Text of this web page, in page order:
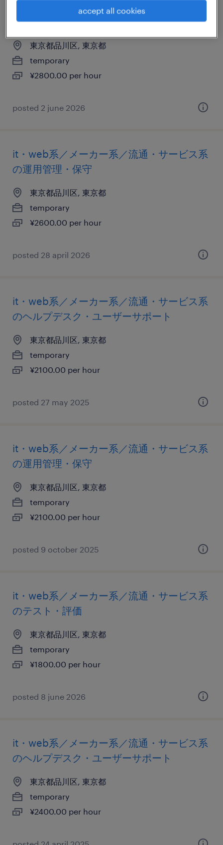
it・web系／メーカー系／流通・サービス系
のネットワークエンジニア・サーバー設計
東京都品川区, 東京都
temporary
¥2800.00 per hour
posted 2 june 2026
it・web系／メーカー系／流通・サービス系
の運用管理・保守
東京都品川区, 東京都
temporary
¥2600.00 per hour
posted 28 april 2026
it・web系／メーカー系／流通・サービス系
のヘルプデスク・ユーザーサポート
東京都品川区, 東京都
temporary
¥2100.00 per hour
posted 27 may 2025
it・web系／メーカー系／流通・サービス系
の運用管理・保守
東京都品川区, 東京都
temporary
¥2100.00 per hour
posted 9 october 2025
it・web系／メーカー系／流通・サービス系
のテスト・評価
東京都品川区, 東京都
temporary
¥1800.00 per hour
posted 8 june 2026
it・web系／メーカー系／流通・サービス系
のヘルプデスク・ユーザーサポート
東京都品川区, 東京都
temporary
¥2400.00 per hour
accept all cookies